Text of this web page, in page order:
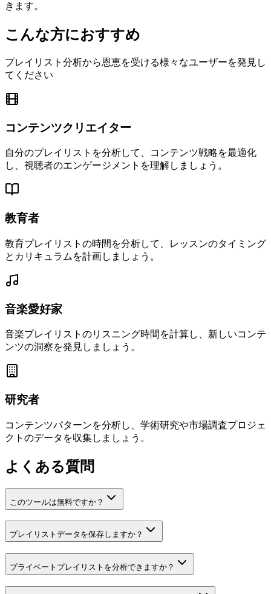
きます。
こんな方におすすめ
プレイリスト分析から恩恵を受ける様々なユーザーを発見し
てください
コンテンツクリエイター
自分のプレイリストを分析して、コンテンツ戦略を最適化
し、視聴者のエンゲージメントを理解しましょう。
教育者
教育プレイリストの時間を分析して、レッスンのタイミング
とカリキュラムを計画しましょう。
音楽愛好家
音楽プレイリストのリスニング時間を計算し、新しいコンテ
ンツの洞察を発見しましょう。
研究者
コンテンツパターンを分析し、学術研究や市場調査プロジェ
クトのデータを収集しましょう。
よくある質問
このツールは無料ですか？
プレイリストデータを保存しますか？
プライベートプレイリストを分析できますか？